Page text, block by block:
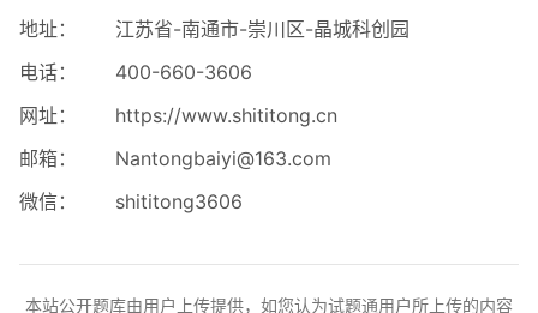
地址：
江苏省-南通市-崇川区-晶城科创园
电话：
400-660-3606
网址：
https://www.shititong.cn
邮箱：
Nantongbaiyi@163.com
微信：
shititong3606
本站公开题库由用户上传提供，如您认为试题通用户所上传的内容